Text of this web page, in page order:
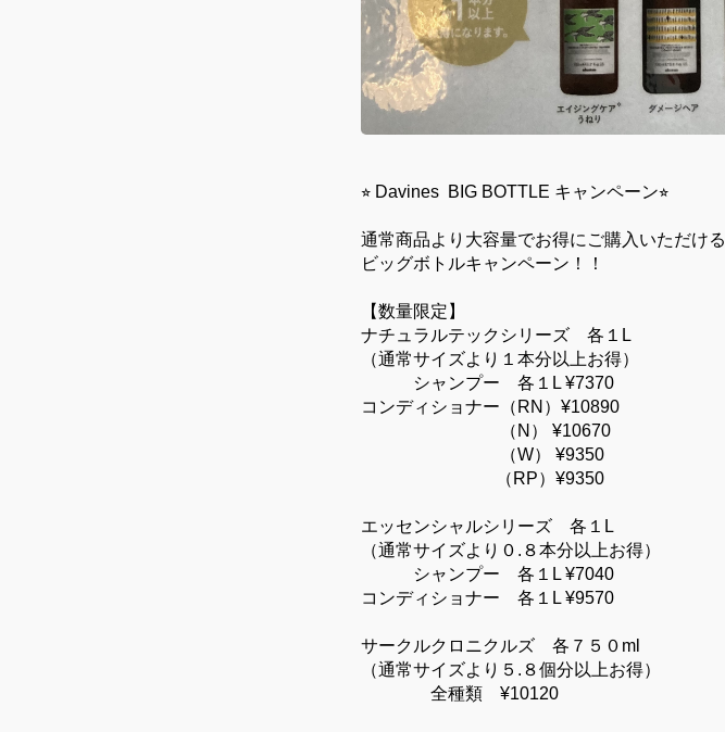
⭐︎ Davines BIG BOTTLE キャンペーン⭐︎
通常商品より大容量でお得にご購入いただける
ビッグボトルキャンペーン！！
【数量限定】
ナチュラルテックシリーズ 各１L
（通常サイズより１本分以上お得）
シャンプー 各１L ¥7370
コンディショナー（RN）¥10890
（N） ¥10670
（W） ¥9350
（RP）¥9350
エッセンシャルシリーズ 各１L
（通常サイズより０.８本分以上お得）
シャンプー 各１L ¥7040
コンディショナー 各１L ¥9570
サークルクロニクルズ 各７５０ml
（通常サイズより５.８個分以上お得）
全種類 ¥10120